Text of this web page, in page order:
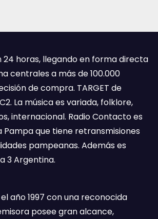
24 horas, llegando en forma directa
centrales a más de 100.000
de compra. TARGET de
La música es variada, folklore,
internacional. Radio Contacto es
Pampa que tiene retransmisiones
pampeanas. Además es
3 Argentina.
año 1997 con una reconocida
posee gran alcance,